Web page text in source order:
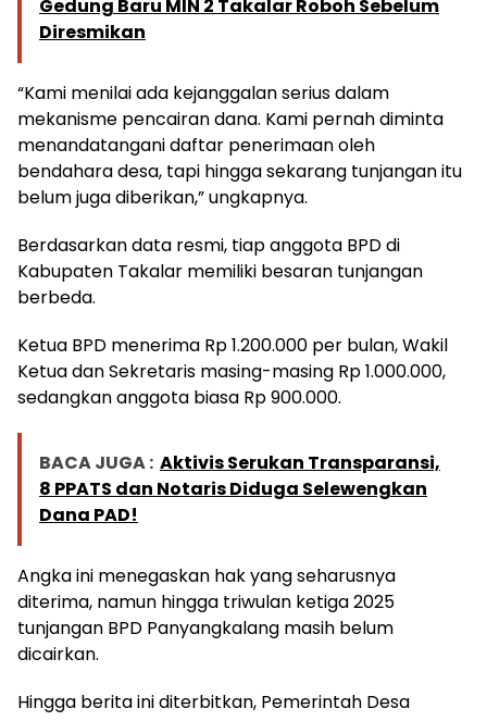
Gedung Baru MIN 2 Takalar Roboh Sebelum
Diresmikan
“Kami menilai ada kejanggalan serius dalam
mekanisme pencairan dana. Kami pernah diminta
menandatangani daftar penerimaan oleh
bendahara desa, tapi hingga sekarang tunjangan itu
belum juga diberikan,” ungkapnya.
Berdasarkan data resmi, tiap anggota BPD di
Kabupaten Takalar memiliki besaran tunjangan
berbeda.
Ketua BPD menerima Rp 1.200.000 per bulan, Wakil
Ketua dan Sekretaris masing-masing Rp 1.000.000,
sedangkan anggota biasa Rp 900.000.
BACA JUGA : Aktivis Serukan Transparansi,
8 PPATS dan Notaris Diduga Selewengkan
Dana PAD!
Angka ini menegaskan hak yang seharusnya
diterima, namun hingga triwulan ketiga 2025
tunjangan BPD Panyangkalang masih belum
dicairkan.
Hingga berita ini diterbitkan, Pemerintah Desa